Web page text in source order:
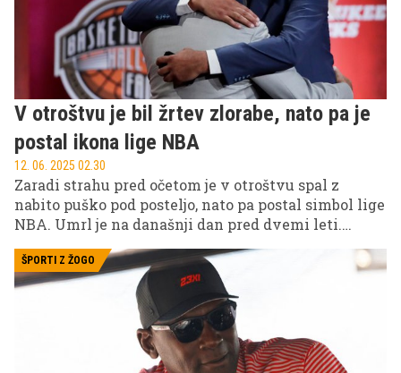
V otroštvu je bil žrtev zlorabe, nato pa je
postal ikona lige NBA
12. 06. 2025 02.30
Zaradi strahu pred očetom je v otroštvu spal z
nabito puško pod posteljo, nato pa postal simbol lige
NBA. Umrl je na današnji dan pred dvemi leti.
ŠPORTI Z ŽOGO